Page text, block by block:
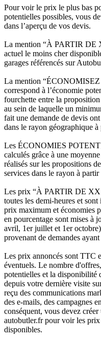
Pour voir le prix le plus bas
potentielles possibles, vous
dans l’aperçu de vos devis.
La mention “À PARTIR DE
actuel le moins cher
garages référencés sur
La mention
correspond à l’économie
fourchette entre la
au sein de laquelle un
fait une demande de devis
dans le rayon géographique
Les ÉCONOMIES
calculés grâce à une
réalisés sur les propositions
services dans le rayon à
Les prix “À PARTIR DE XX
toutes les demi-heures et
prix maximum et économies
en pourcentage sont mises à
avril, 1er juillet et 1er
provenant de demandes
Les prix annoncés sont TTC
éventuels. Le nombre
potentielles et la disponibilité
depuis votre dernière visite
reçu des communications
des e-mails, des campagnes
conséquent, vous devez
autobutler.fr pour voir les
disponibles.